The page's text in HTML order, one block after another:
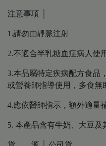
注意事項 │
1.請勿由靜脈注射
2.不適合半乳糖血症病人使
3.本品屬特定疾病配方食品
或營養師指導使用，多食無
4.應依醫師指示，額外適量
5. 本產品含有牛奶、大豆及